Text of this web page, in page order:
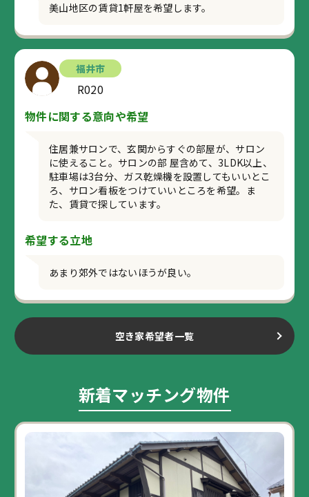
美山地区の賃貸1軒屋を希望します。
福井市
R020
物件に関する意向や希望
住居兼サロンで、玄関からすぐの部屋が、サロン
に使えること。サロンの部 屋含めて、3LDK以上、
駐車場は3台分、ガス乾燥機を設置してもいいとこ
ろ、サロン看板をつけていいところを希望。ま
た、賃貸で探しています。
希望する立地
あまり郊外ではないほうが良い。
空き家希望者一覧
新着マッチング物件